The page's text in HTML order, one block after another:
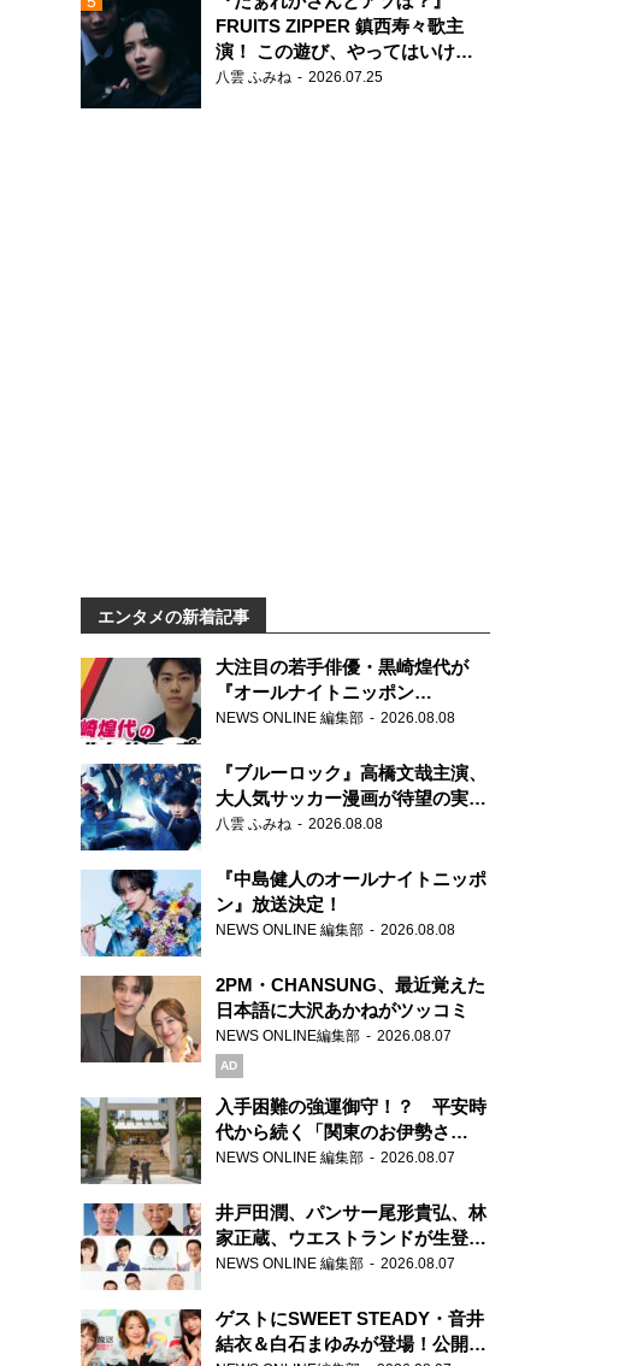
FRUITS ZIPPER 鎮西寿々歌主
演！ この遊び、やってはいけま
せん。
八雲 ふみね 2026.07.25
エンタメの新着記事
大注目の若手俳優・黒崎煌代が
『オールナイトニッポン
0(ZERO)』に初登場「今からとて
NEWS ONLINE 編集部 2026.08.08
『ブルーロック』高橋文哉主演、
大人気サッカー漫画が待望の実写
映画に
八雲 ふみね 2026.08.08
『中島健人のオールナイトニッポ
ン』放送決定！
NEWS ONLINE 編集部 2026.08.08
2PM・CHANSUNG、最近覚えた
日本語に大沢あかねがツッコミ
NEWS ONLINE編集部 2026.08.07
AD
入手困難の強運御守！？ 平安時
代から続く「関東のお伊勢さ
ま」、芝大神宮にてランパンプス
NEWS ONLINE 編集部 2026.08.07
井戸田潤、パンサー尾形貴弘、林
家正蔵、ウエストランドが生登
場！『ラジオビバリー昼ズ』
NEWS ONLINE 編集部 2026.08.07
ゲストにSWEET STEADY・音井
結衣＆白石まゆみが登場！公開収